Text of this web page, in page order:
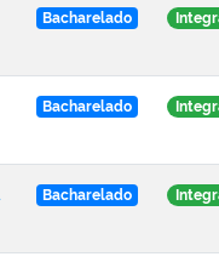
Bacharelado
Bacharelado
Bacharelado